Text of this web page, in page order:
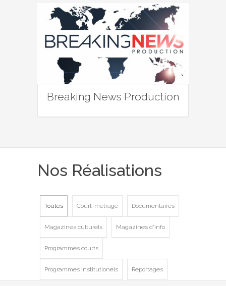
Breaking News Production
Nos Réalisations
Toutes Court-métrage Documentaires
Magazines culturels Magazines d'info
Programmes courts
Programmes institutionels Reportages